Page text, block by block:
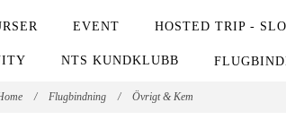
EVENT HOSTED TRIP -
NTS KUNDKLUBB
/ Flugbindning / Övrigt & Kem